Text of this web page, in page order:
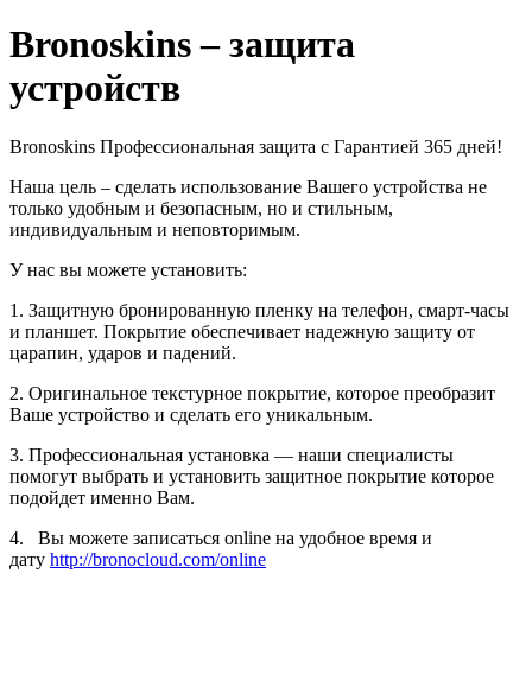
Bronoskins – защита
устройств
Bronoskins Профессиональная защита с Гарантией 365 дней!
Наша цель – сделать использование Вашего устройства не
только удобным и безопасным, но и стильным,
индивидуальным и неповторимым.
У нас вы можете установить:
1. Защитную бронированную пленку на телефон, смарт-часы
и планшет. Покрытие обеспечивает надежную защиту от
царапин, ударов и падений.
2. Оригинальное текстурное покрытие, которое преобразит
Ваше устройство и сделать его уникальным.
3. Профессиональная установка — наши специалисты
помогут выбрать и установить защитное покрытие которое
подойдет именно Вам.
4. Вы можете записаться online на удобное время и
дату http://bronocloud.com/online